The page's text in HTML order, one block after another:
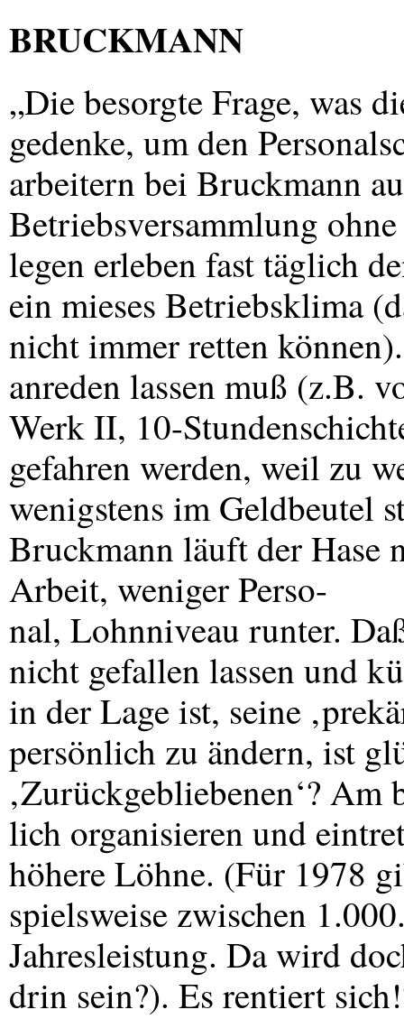
BRUCKMANN
„Die besorgte Frage, was
gedenke, um den
arbeitern bei Bruckmann
Betriebsversammlung
legen erleben fast täglich
ein mieses Betriebsklima
nicht immer retten
anreden lassen muß (z.B.
Werk II, 10-
gefahren werden, weil zu
wenigstens im Geldbeutel
Bruckmann läuft der Hase
Arbeit, weniger Perso-
nal, Lohnniveau runter.
nicht gefallen lassen und
in der Lage ist, seine
persönlich zu ändern, ist
‚Zurückgebliebenen‘? Am
lich organisieren und
höhere Löhne. (Für 1978
spielsweise zwischen
Jahresleistung. Da wird
drin sein?). Es rentiert